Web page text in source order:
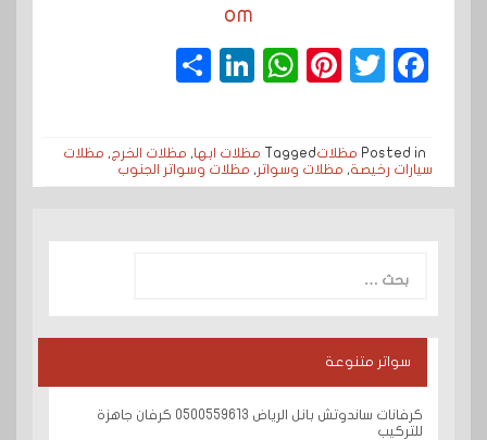
om
F
e
o
o
k
T
t
r
Pi
e
e
t
W
t
A
p
Li
e
n
r
Posted in مظلاتTagged مظلات ابها, مظلات الخرج, مظلات
سيارات رخيصة, مظلات وسواتر, مظلات وسواتر الجنوب
عن:
سواتر متنوعة
كرفانات ساندوتش بانل الرياض 0500559613 كرفان جاهزة
للتركيب